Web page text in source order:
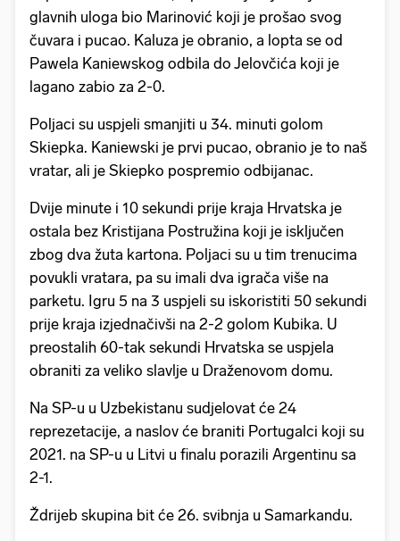
glavnih uloga bio Marinović koji je prošao svog
čuvara i pucao. Kaluza je obranio, a lopta se od
Pawela Kaniewskog odbila do Jelovčića koji je
lagano zabio za 2-0.
Poljaci su uspjeli smanjiti u 34. minuti golom
Skiepka. Kaniewski je prvi pucao, obranio je to naš
vratar, ali je Skiepko pospremio odbijanac.
Dvije minute i 10 sekundi prije kraja Hrvatska je
ostala bez Kristijana Postružina koji je isključen
zbog dva žuta kartona. Poljaci su u tim trenucima
povukli vratara, pa su imali dva igrača više na
parketu. Igru 5 na 3 uspjeli su iskoristiti 50 sekundi
prije kraja izjednačivši na 2-2 golom Kubika. U
preostalih 60-tak sekundi Hrvatska se uspjela
obraniti za veliko slavlje u Draženovom domu.
Na SP-u u Uzbekistanu sudjelovat će 24
reprezetacije, a naslov će braniti Portugalci koji su
2021. na SP-u u Litvi u finalu porazili Argentinu sa
2-1.
Ždrijeb skupina bit će 26. svibnja u Samarkandu.